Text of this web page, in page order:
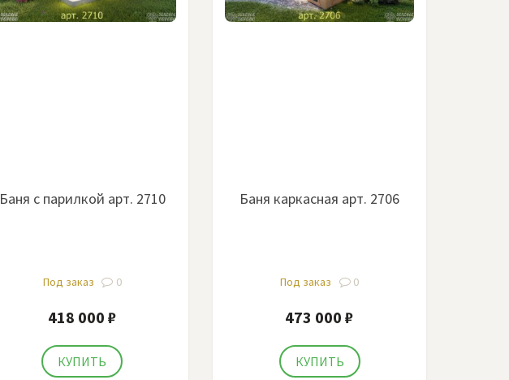
Баня с парилкой арт. 2710
Под заказ 0
418 000 ₽
Баня каркасная арт. 2706
Под заказ 0
473 000 ₽